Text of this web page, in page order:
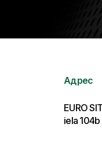
Адрес
EURO
iela